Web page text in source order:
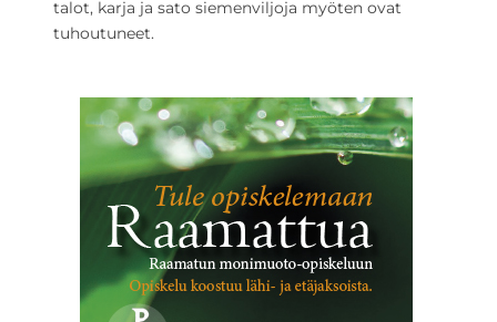
talot, karja ja sato siemenviljoja myöten ovat
tuhoutuneet.